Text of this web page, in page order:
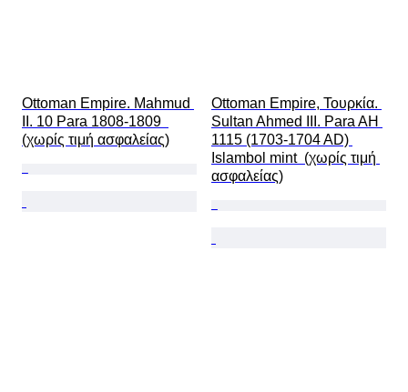
Ottoman Empire. Mahmud
II. 10 Para 1808-1809
(χωρίς τιμή ασφαλείας)
Ottoman Empire, Τουρκία.
Sultan Ahmed III. Para AH
1115 (1703-1704 AD)
Islambol mint  (χωρίς τιμή
ασφαλείας)